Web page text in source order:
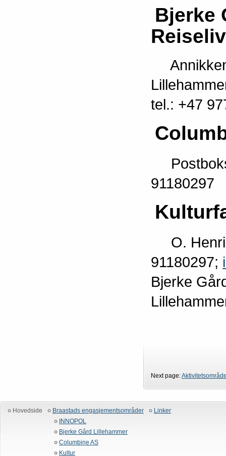
Bjerke
Reiseliv
tel.: +47
Postboks
91180297
O.
91180297;
Bjerke
Next page:
Hovedside
Braastads engasjementsområder
INNOPOL
Bjerke Gård Lillehammer
Columbine AS
Kultur
Linker